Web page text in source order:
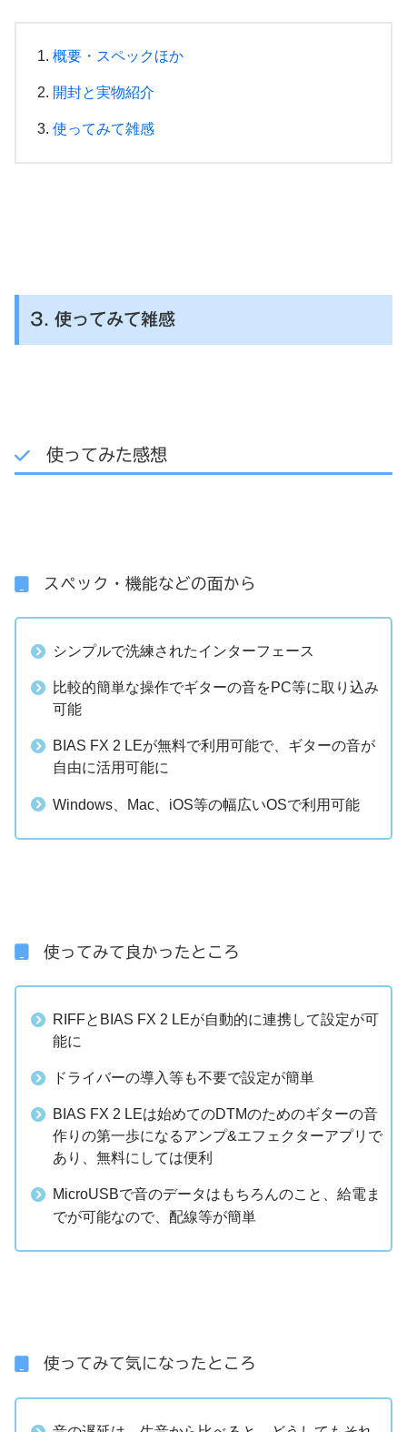
概要・スペックほか
開封と実物紹介
使ってみて雑感
3. 使ってみて雑感
使ってみた感想
スペック・機能などの面から
シンプルで洗練されたインターフェース
比較的簡単な操作でギターの音をPC等に取り込み
可能
BIAS FX 2 LEが無料で利用可能で、ギターの音が
自由に活用可能に
Windows、Mac、iOS等の幅広いOSで利用可能
使ってみて良かったところ
RIFFとBIAS FX 2 LEが自動的に連携して設定が可
能に
ドライバーの導入等も不要で設定が簡単
BIAS FX 2 LEは始めてのDTMのためのギターの音
作りの第一歩になるアンプ&エフェクターアプリで
あり、無料にしては便利
MicroUSBで音のデータはもちろんのこと、給電ま
でが可能なので、配線等が簡単
使ってみて気になったところ